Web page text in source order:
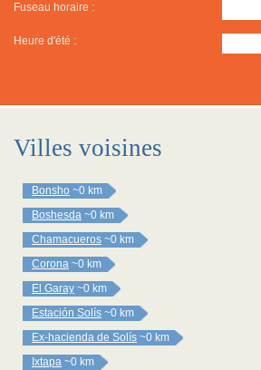
Fuseau horaire :
Heure d'été :
Villes voisines
Bonsho ~0 km
Boshesda ~0 km
Chamacueros ~0 km
Corona ~0 km
El Garay ~0 km
Estación Solís ~0 km
Ex-hacienda de Solís ~0 km
Ixtapa ~0 km